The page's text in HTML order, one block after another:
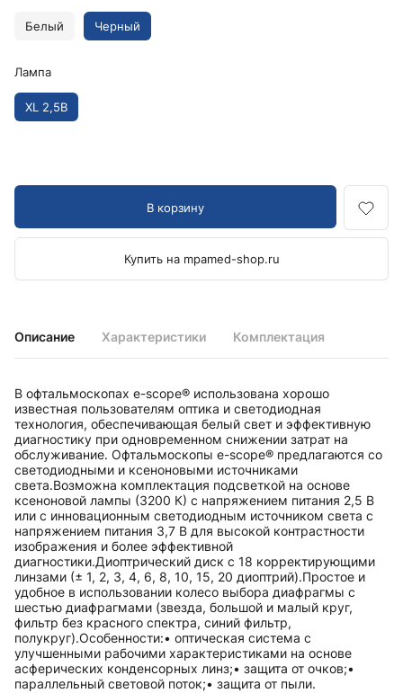
Описание Характеристики Комплектация
В офтальмоскопах e-scope® использована хорошо
известная пользователям оптика и светодиодная
технология, обеспечивающая белый свет и эффективную
диагностику при одновременном снижении затрат на
обслуживание. Офтальмоскопы e-scope® предлагаются со
светодиодными и ксеноновыми источниками
света.Возможна комплектация подсветкой на основе
ксеноновой лампы (3200 К) с напряжением питания 2,5 В
или с инновационным светодиодным источником света с
напряжением питания 3,7 В для высокой контрастности
изображения и более эффективной
диагностики.Диоптрический диск с 18 корректирующими
линзами (± 1, 2, 3, 4, 6, 8, 10, 15, 20 диоптрий).Простое и
удобное в использовании колесо выбора диафрагмы с
шестью диафрагмами (звезда, большой и малый круг,
фильтр без красного спектра, синий фильтр,
полукруг).Особенности:• оптическая система с
улучшенными рабочими характеристиками на основе
асферических конденсорных линз;• защита от очков;•
параллельный световой поток;• защита от пыли.
Белый Черный
Лампа
XL 2,5В
В корзину
Купить на mpamed-shop.ru